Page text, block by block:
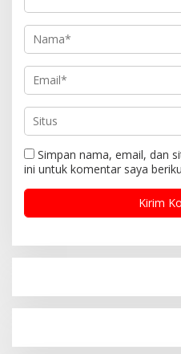
Simpan nama, email, dan
ini untuk komentar saya